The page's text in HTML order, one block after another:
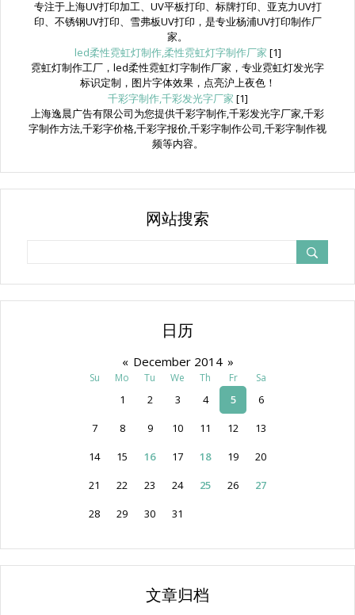
专注于上海UV打印加工、UV平板打印、标牌打印、亚克力UV打
印、不锈钢UV打印、雪弗板UV打印，是专业杨浦UV打印制作厂
家。
led柔性霓虹灯制作,柔性霓虹灯字制作厂家 [1]
霓虹灯制作工厂，led柔性霓虹灯字制作厂家，专业霓虹灯发光字
标识定制，图片字体效果，点亮沪上夜色！
千彩字制作,千彩发光字厂家 [1]
上海逸晨广告有限公司为您提供千彩字制作,千彩发光字厂家,千彩
字制作方法,千彩字价格,千彩字报价,千彩字制作公司,千彩字制作视
频等内容。
网站搜索
日历
« December 2014 »
Su Mo Tu We Th Fr Sa
1 2 3 4 5
6
7
8 9 10 11 12
13
14
15 16 17 18 19
20
21
22 23 24 25 26
27
28
29 30 31
文章归档